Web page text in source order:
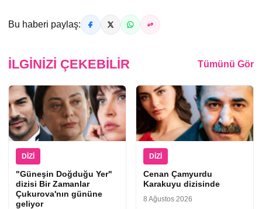
Bu haberi paylaş:
İLGINIZI ÇEKEBILIR Tümünü Gör
DIZI
"Güneşin Doğduğu Yer"
dizisi Bir Zamanlar
Çukurova'nın gününe
geliyor
DIZI
Cenan Çamyurdu
Karakuyu dizisinde
8 Ağustos 2026